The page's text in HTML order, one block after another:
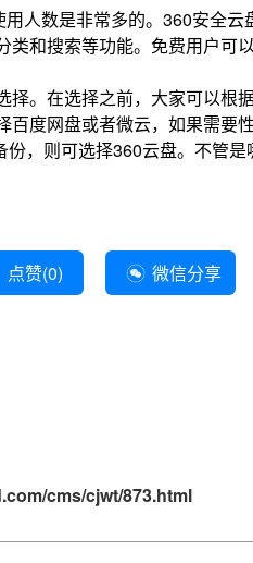
人数是非常多的。360安全
和搜索等功能。免费用户可
择。在选择之前，大家可以根
度网盘或者微云，如果需要
，则可选择360云盘。不管是
点赞(0) 微信分享
cms/cjwt/873.html